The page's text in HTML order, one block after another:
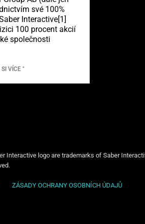
své 100%
Interactive[1]
100 procent akcií
společnosti
SI VÍCE "
Interactive logo are trademarks of Saber
ZÁSADY OCHRANY OSOBNÍCH ÚDAJŮ